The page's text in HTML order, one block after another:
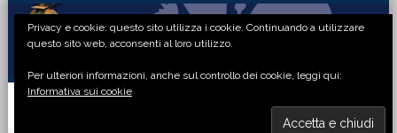
Passa
primaria
Passa
principale
Passa
laterale
Passa
di
Privacy e cookie: questo sito utilizza i cookie. Continuando a utilizzare
questo sito web, acconsenti al loro utilizzo.
Per ulteriori informazioni, anche sul controllo dei cookie, leggi qui:
Informativa sui cookie